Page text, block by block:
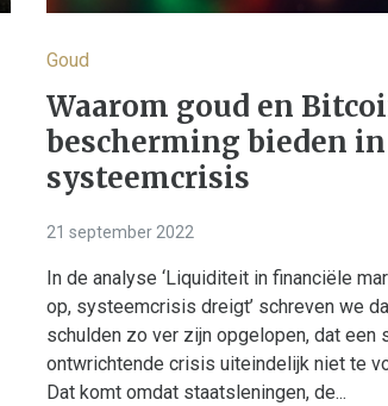
Goud
Waarom goud en
bescherming bieden
systeemcrisis
21 september 2022
In de analyse ‘Liquiditeit in financiële
op, systeemcrisis dreigt’ schreven we
schulden zo ver zijn opgelopen, dat een
ontwrichtende crisis uiteindelijk niet te
Dat komt omdat staatsleningen, de...